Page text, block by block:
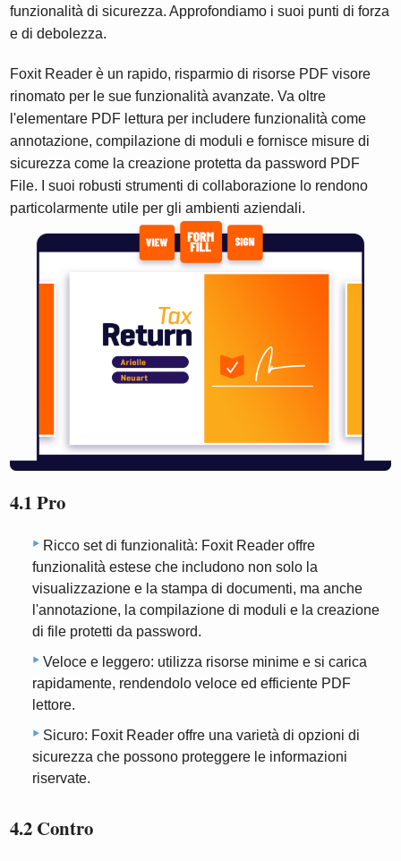
funzionalità di sicurezza. Approfondiamo i suoi punti di forza
e di debolezza.
Foxit Reader è un rapido, risparmio di risorse PDF visore
rinomato per le sue funzionalità avanzate. Va oltre
l'elementare PDF lettura per includere funzionalità come
annotazione, compilazione di moduli e fornisce misure di
sicurezza come la creazione protetta da password PDF
File. I suoi robusti strumenti di collaborazione lo rendono
particolarmente utile per gli ambienti aziendali.
4.1 Pro
Ricco set di funzionalità: Foxit Reader offre
funzionalità estese che includono non solo la
visualizzazione e la stampa di documenti, ma anche
l'annotazione, la compilazione di moduli e la creazione
di file protetti da password.
Veloce e leggero: utilizza risorse minime e si carica
rapidamente, rendendolo veloce ed efficiente PDF
lettore.
Sicuro: Foxit Reader offre una varietà di opzioni di
sicurezza che possono proteggere le informazioni
riservate.
4.2 Contro